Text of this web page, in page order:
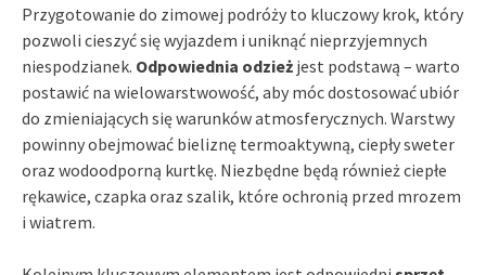
Przygotowanie do zimowej podróży to kluczowy krok, który
pozwoli cieszyć się wyjazdem i uniknąć nieprzyjemnych
niespodzianek. Odpowiednia odzież jest podstawą – warto
postawić na wielowarstwowość, aby móc dostosować ubiór
do zmieniających się warunków atmosferycznych. Warstwy
powinny obejmować bieliznę termoaktywną, ciepły sweter
oraz wodoodporną kurtkę. Niezbędne będą również ciepłe
rękawice, czapka oraz szalik, które ochronią przed mrozem
i wiatrem.